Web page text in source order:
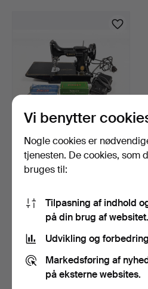
SYMASKINE, Singer
Featherweight 221, Eliza…
2 tim. 42 min.
Overvåg søgning
auktioner.
Vi benytter
Nogle cookies er
tjenesten. De cookies, som
bruges til:
Tilpasning af indhold
på din brug af websitet.
Udvikling og
Markedsføring af
på eksterne websites.